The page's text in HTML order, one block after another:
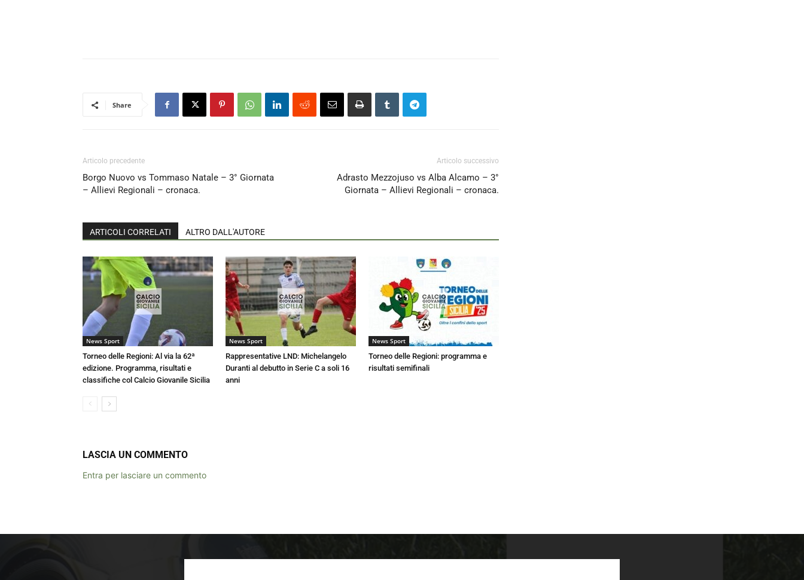
Share
Articolo precedente
Borgo Nuovo vs Tommaso Natale – 3° Giornata
– Allievi Regionali – cronaca.
Articolo successivo
Adrasto Mezzojuso vs Alba Alcamo – 3°
Giornata – Allievi Regionali – cronaca.
ARTICOLI CORRELATI ALTRO DALL'AUTORE
News Sport
Torneo delle Regioni: Al via la 62ª
edizione. Programma, risultati e
classifiche col Calcio Giovanile Sicilia
News Sport
Rappresentative LND: Michelangelo
Duranti al debutto in Serie C a soli 16
anni
News Sport
Torneo delle Regioni: programma e
risultati semifinali
LASCIA UN COMMENTO
Entra per lasciare un commento